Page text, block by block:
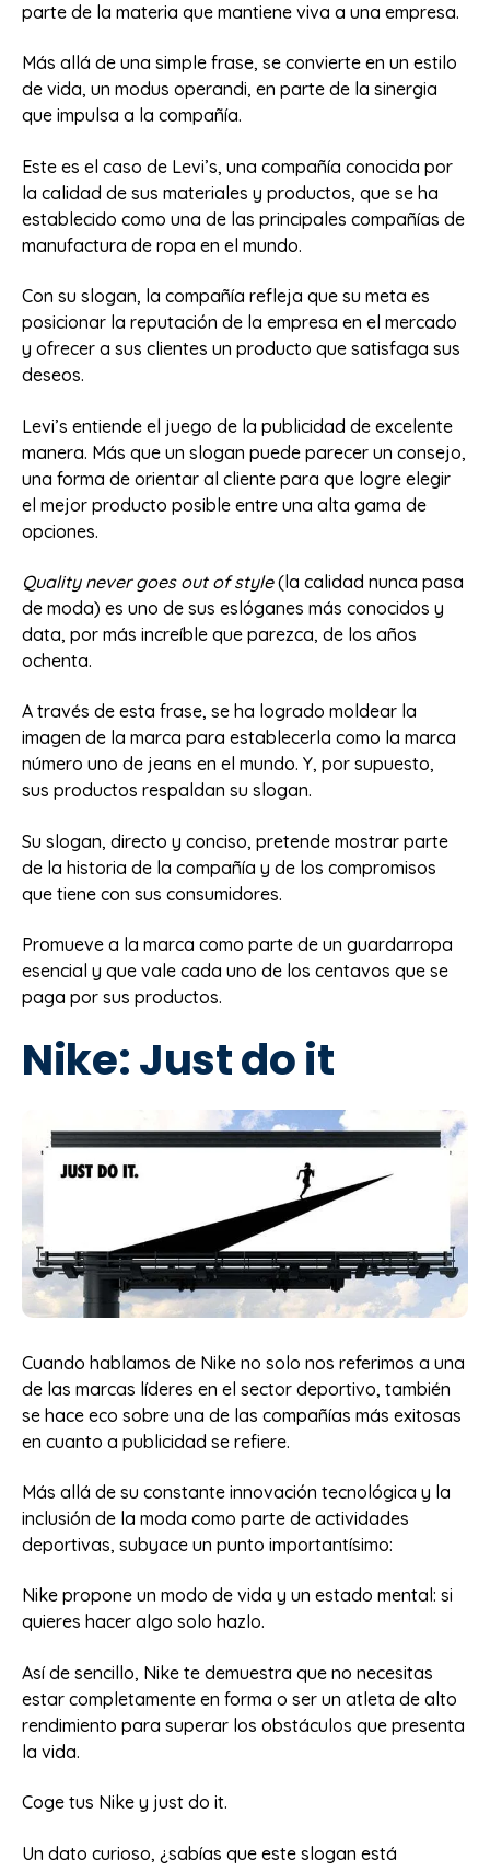
parte de la materia que mantiene viva a una empresa.
Más allá de una simple frase, se convierte en un estilo
de vida, un modus operandi, en parte de la sinergia
que impulsa a la compañía.
Este es el caso de Levi’s, una compañía conocida por
la calidad de sus materiales y productos, que se ha
establecido como una de las principales compañías de
manufactura de ropa en el mundo.
Con su slogan, la compañía refleja que su meta es
posicionar la reputación de la empresa en el mercado
y ofrecer a sus clientes un producto que satisfaga sus
deseos.
Levi’s entiende el juego de la publicidad de excelente
manera. Más que un slogan puede parecer un consejo,
una forma de orientar al cliente para que logre elegir
el mejor producto posible entre una alta gama de
opciones.
Quality never goes out of style(la calidad nunca pasa
de moda) es uno de sus eslóganes más conocidos y
data, por más increíble que parezca, de los años
ochenta.
A través de esta frase, se ha logrado moldear la
imagen de la marca para establecerla como la marca
número uno de jeans en el mundo. Y, por supuesto,
sus productos respaldan su slogan.
Su slogan, directo y conciso, pretende mostrar parte
de la historia de la compañía y de los compromisos
que tiene con sus consumidores.
Promueve a la marca como parte de un guardarropa
esencial y que vale cada uno de los centavos que se
paga por sus productos.
Nike: Just do it
Cuando hablamos de Nike no solo nos referimos a una
de las marcas líderes en el sector deportivo, también
se hace eco sobre una de las compañías más exitosas
en cuanto a publicidad se refiere.
Más allá de su constante innovación tecnológica y la
inclusión de la moda como parte de actividades
deportivas, subyace un punto importantísimo:
Nike propone un modo de vida y un estado mental: si
quieres hacer algo solo hazlo.
Así de sencillo, Nike te demuestra que no necesitas
estar completamente en forma o ser un atleta de alto
rendimiento para superar los obstáculos que presenta
la vida.
Coge tus Nike y just do it.
Un dato curioso, ¿sabías que este slogan está